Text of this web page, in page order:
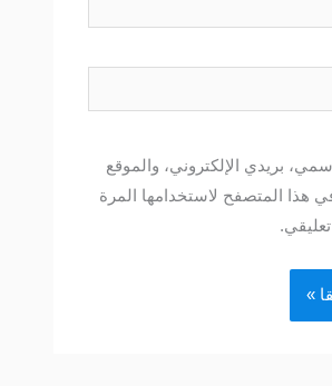
بريدي الإلكتروني، والموقع
هذا المتصفح لاستخدامها المرة